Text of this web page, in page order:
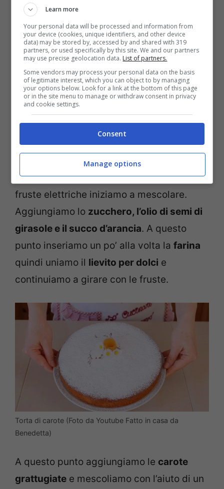
1 bustina di lievito per dolci (16g)
zucchero a velo per decorare q.b.
Preparazione
Partiamo lavando le carote e spuntandole.
Con una grattugia a denti larghi
grattugiamole e mettiamole da parte.
In una ciotolarompiamo le uovae con le
fruste elettriche iniziamo a mescolare.
Aggiungiamo lo zucchero, l’olio di semi di
girasole e il succo d’arancia. A questo
punto inseriamo un po’ alla volta la farina
quindi uniamo il lievito per dolci e
continuiamo a girare con le fruste.
Torta di carote (Foto da Youtube Fatto in casa da
Benedetta)
A questo punto aggiungiamo le carote
grattugiate e mescoliamo con l’aiuto di un
Learn more
Your personal data will be processed and information from
your device (cookies, unique identifiers, and other device
data) may be stored by, accessed by and shared with 319
partners, or used specifically by this site. We and our partners
may use precise geolocation data. List of partners.
Some vendors may process your personal data on the basis
of legitimate interest, which you can object to by managing
your options below. Look for a link at the bottom of this page
or in the site menu to manage or withdraw consent in privacy
and cookie settings.
Consent
Manage options